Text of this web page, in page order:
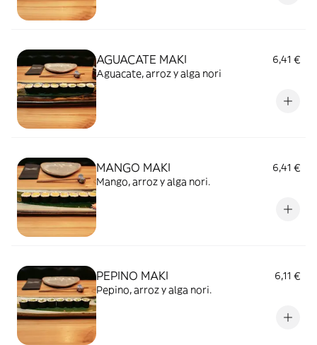
AGUACATE MAKI
6,41 €
Aguacate, arroz y alga nori
MANGO MAKI
6,41 €
Mango, arroz y alga nori.
PEPINO MAKI
6,11 €
Pepino, arroz y alga nori.